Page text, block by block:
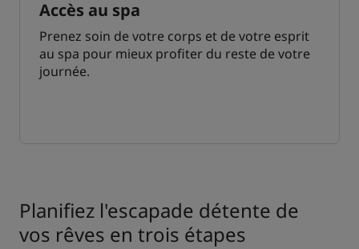
Accès au spa
Prenez soin de votre corps et de votre esprit
au spa pour mieux profiter du reste de votre
journée.
Planifiez l'escapade détente de
vos rêves en trois étapes